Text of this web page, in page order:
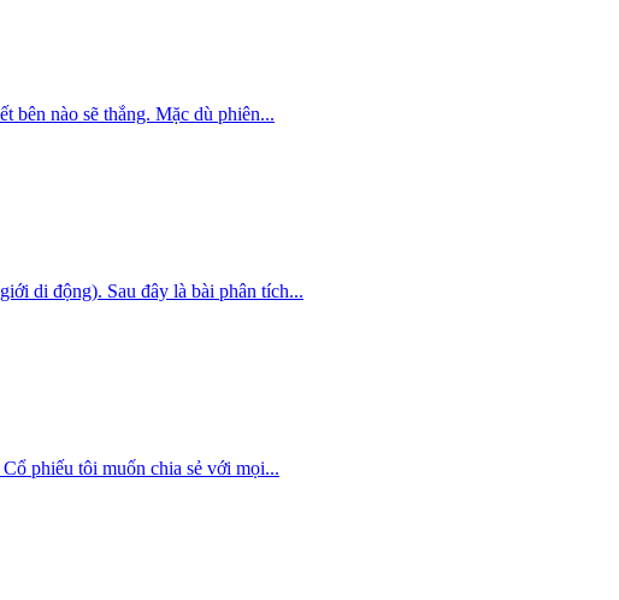
bên nào sẽ thắng. Mặc dù phiên...
di động). Sau đây là bài phân tích...
phiếu tôi muốn chia sẻ với mọi...